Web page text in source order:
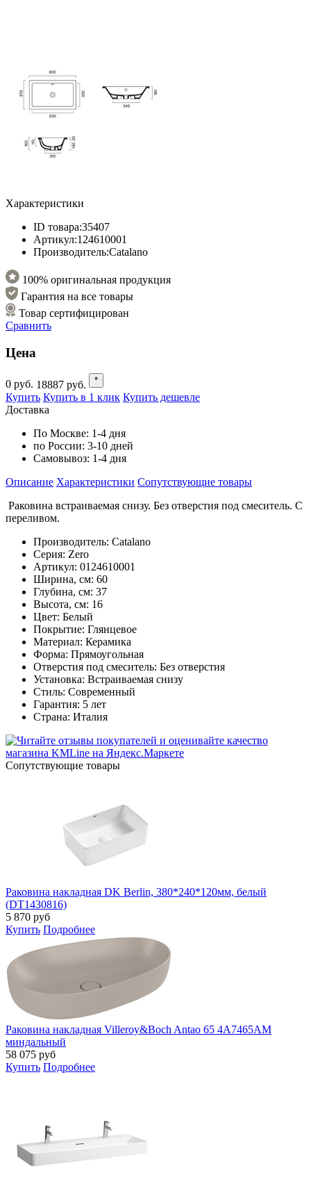
Характеристики
ID товара:35407
Артикул:124610001
Производитель:Catalano
100% оригинальная продукция
Гарантия на все товары
Товар сертифицирован
Сравнить
Цена
0 руб. 18887 руб. *
Купить Купить в 1 клик Купить дешевле
Доставка
По Москве: 1-4 дня
по России: 3-10 дней
Самовывоз: 1-4 дня
Описание Характеристики Cопутствующие товары
Раковина встраиваемая снизу. Без отверстия под смеситель. С
переливом.
Производитель: Catalano
Серия: Zero
Артикул: 0124610001
Ширина, см: 60
Глубина, см: 37
Высота, см: 16
Цвет: Белый
Покрытие: Глянцевое
Материал: Керамика
Форма: Прямоугольная
Отверстия под смеситель: Без отверстия
Установка: Встраиваемая снизу
Стиль: Современный
Гарантия: 5 лет
Страна: Италия
Cопутствующие товары
Раковина накладная DK Berlin, 380*240*120мм, белый
(DT1430816)
5 870 руб
Купить Подробнее
Раковина накладная Villeroy&Boch Antao 65 4A7465AM
миндальный
58 075 руб
Купить Подробнее